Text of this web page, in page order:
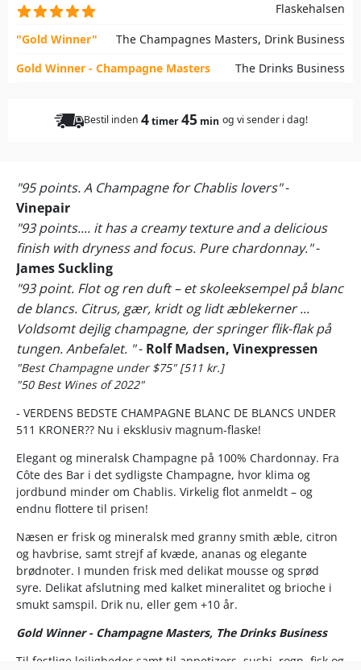
Flaskehalsen
"Gold Winner"
The Champagnes Masters, Drink Business
Gold Winner - Champagne Masters
The Drinks Business
Bestil inden 4timer45 min og vi sender i dag!
"95 points. A Champagne for Chablis lovers"-
Vinepair
"93 points.... it has a creamy texture and a delicious
finish with dryness and focus. Pure chardonnay."-
James Suckling
"93 point. Flot og ren duft – et skoleeksempel på blanc
de blancs. Citrus, gær, kridt og lidt æblekerner ...
Voldsomt dejlig champagne, der springer flik-flak på
tungen. Anbefalet. "- Rolf Madsen, Vinexpressen
"Best Champagne under $75" [511 kr.]
"50 Best Wines of 2022"
- VERDENS BEDSTE CHAMPAGNE BLANC DE BLANCS UNDER
511 KRONER?? Nu i eksklusiv magnum-flaske!
Elegant og mineralsk Champagne på 100% Chardonnay. Fra
Côte des Bar i det sydligste Champagne, hvor klima og
jordbund minder om Chablis. Virkelig flot anmeldt – og
endnu flottere til prisen!
Næsen er frisk og mineralsk med granny smith æble, citron
og havbrise, samt strejf af kvæde, ananas og elegante
brødnoter. I munden frisk med delikat mousse og sprød
syre. Delikat afslutning med kalket mineralitet og brioche i
smukt samspil. Drik nu, eller gem +10 år.
Gold Winner - Champagne Masters, The Drinks Business
Til festlige lejligheder samt til appetizers, sushi, rogn, fisk og